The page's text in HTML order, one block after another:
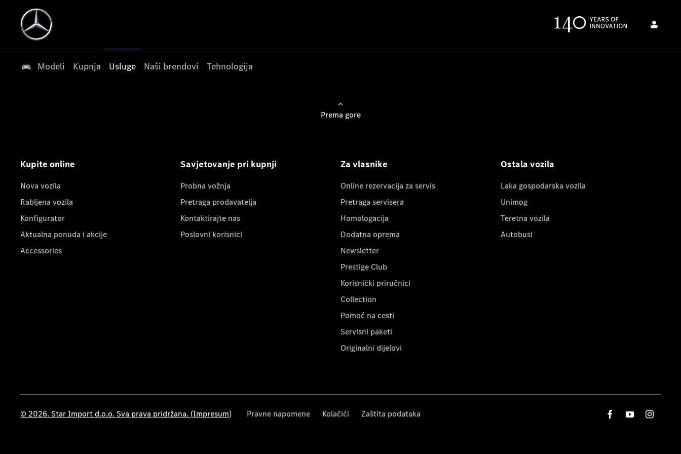
Modeli Kupnja Usluge Naši brendovi Tehnologija
Prema gore
Kupite online
Nova vozila
Rabljena vozila
Konfigurator
Aktualna ponuda i akcije
Accessories
Savjetovanje pri kupnji
Probna vožnja
Pretraga prodavatelja
Kontaktirajte nas
Poslovni korisnici
Za vlasnike
Online rezervacija za servis
Pretraga servisera
Homologacija
Dodatna oprema
Newsletter
Prestige Club
Korisnički priručnici
Collection
Pomoć na cesti
Servisni paketi
Originalni dijelovi
Ostala vozila
Laka gospodarska vozila
Unimog
Teretna vozila
Autobusi
© 2026. Star Import d.o.o. Sva prava pridržana. (Impresum) Pravne napomene Kolačići Zaštita podataka